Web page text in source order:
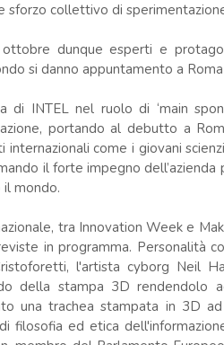
sforzo collettivo di
dunque esperti e
si danno appuntamento a
di INTEL nel ruolo di ‘main
portando al debutto a
come i giovani
il forte impegno
mondo.
tra Innovation Week e
in programma. Personalità
l'artista cyborg Neil
della stampa 3D rendendolo
una trachea stampata in 3D
filosofia ed etica